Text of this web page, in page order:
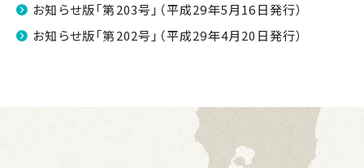
お知らせ版「第203号」（平成29年5月16日発行）
お知らせ版「第202号」（平成29年4月20日発行）